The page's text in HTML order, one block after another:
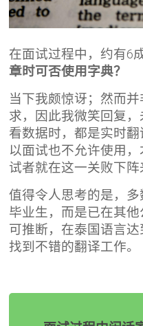
在面试过程中，约有6
章时可否使用字典？
当下我颇惊讶；然而
求，因此我微笑回复
看数据时，都是实时
以面试也不允许使用
试者就在这一关败下阵
值得令人思考的是，
毕业生，而是已在其
可推断，在泰国语言
找到不错的翻译工作。